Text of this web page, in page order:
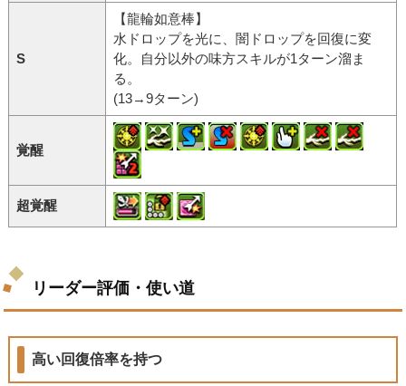
S
【龍輪如意棒】
水ドロップを光に、闇ドロップを回復に変
化。自分以外の味方スキルが1ターン溜ま
る。
(13→9ターン)
覚醒
超覚醒
リーダー評価・使い道
高い回復倍率を持つ